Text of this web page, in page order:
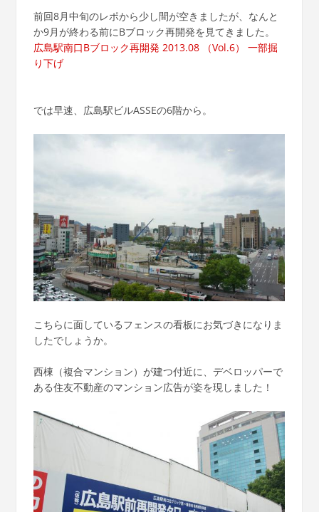
前回8月中旬のレポから少し間が空きましたが、なんと
か9月が終わる前にBブロック再開発を見てきました。
広島駅南口Bブロック再開発 2013.08 （Vol.6） 一部掘
り下げ
では早速、広島駅ビルASSEの6階から。
こちらに面しているフェンスの看板にお気づきになりま
したでしょうか。
西棟（複合マンション）が建つ付近に、デベロッパーで
ある住友不動産のマンション広告が姿を現しました！